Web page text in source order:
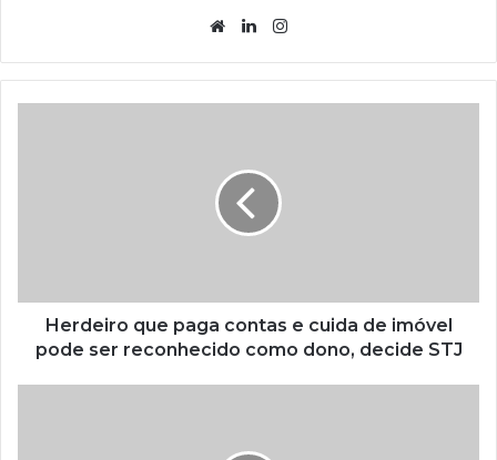
WebsiteLinkedin
Herdeiro que paga contas e cuida de imóvel
pode ser reconhecido como dono, decide STJ